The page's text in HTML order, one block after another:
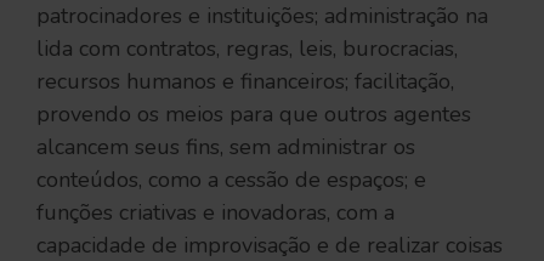
patrocinadores e instituições; administração na
lida com contratos, regras, leis, burocracias,
recursos humanos e financeiros; facilitação,
provendo os meios para que outros agentes
alcancem seus fins, sem administrar os
conteúdos, como a cessão de espaços; e
funções criativas e inovadoras, com a
capacidade de improvisação e de realizar coisas